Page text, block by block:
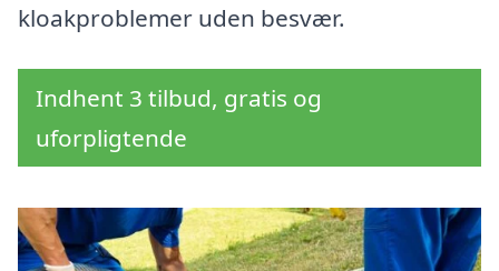
kloakproblemer uden besvær.
Indhent 3 tilbud, gratis og
uforpligtende